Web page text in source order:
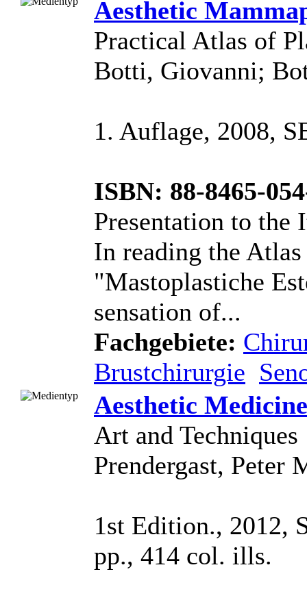
Aesthetic
Practical Atlas of
Botti, Giovanni;
1. Auflage, 2008,
ISBN: 88-8465-
Presentation to the
In reading the
"Mastoplastiche
sensation of...
Fachgebiete:
Brustchirurgie
Aesthetic Medicine
Art and Techniques
Prendergast,
1st Edition., 2012,
pp., 414 col. ills.